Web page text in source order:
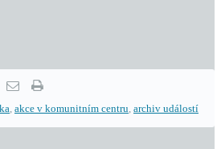
, akce v komunitním centru, archiv událostí